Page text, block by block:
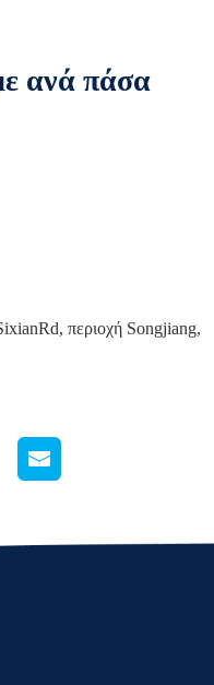
ανά πάσα
περιοχή Songjiang,